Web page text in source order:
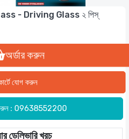
- Driving Glass ২ পিস্
অর্ডার করুন
: 09638552200
ডেলিভারি খরচ